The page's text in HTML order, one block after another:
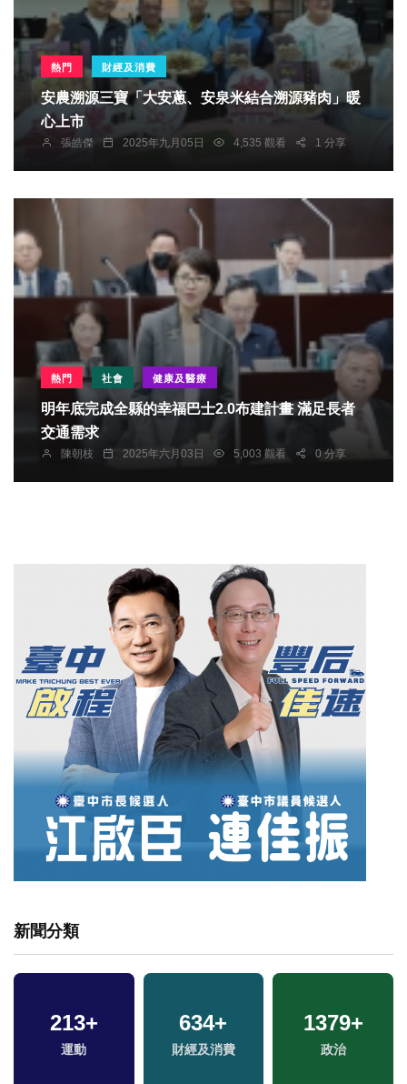
熱門 財經及消費
安農溯源三寶「大安蔥、安泉米結合溯源豬肉」暖
心上市
張皓傑 2025年九月05日 4,535 觀看 1 分享
熱門 社會 健康及醫療
明年底完成全縣的幸福巴士2.0布建計畫 滿足長者
交通需求
陳朝枝 2025年六月03日 5,003 觀看 0 分享
新聞分類
213+
運動
634+
財經及消費
1379+
政治